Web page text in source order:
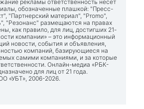
рекламы ответственность несет
обозначенные плашкой: "Пресс-
"Партнерский материал", "Promo",
"Резонанс" размещаются на правах
как правило, для лиц, достигших 21-
компании» – это информационный
новости, события и объявления,
компаний, базирующиеся на
самими компаниями, и за которые
Онлайн-медиа «РБК-
для лиц от 21 года.
«УБТ», 2006-2026.